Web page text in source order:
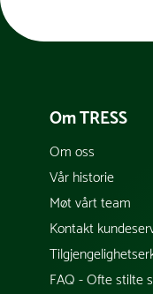
Om TRESS
Om oss
Vår historie
Møt vårt team
Kontakt
FAQ - Ofte stilte